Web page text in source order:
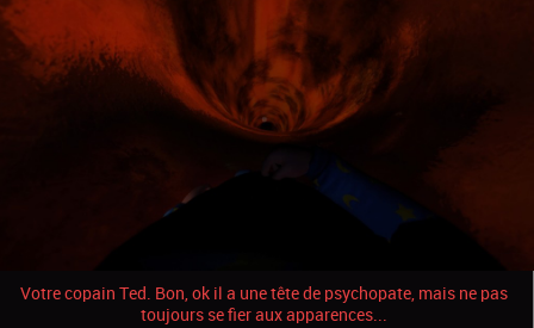
Votre copain Ted. Bon, ok il a une tête de psychopate, mais ne pas
toujours se fier aux apparences...